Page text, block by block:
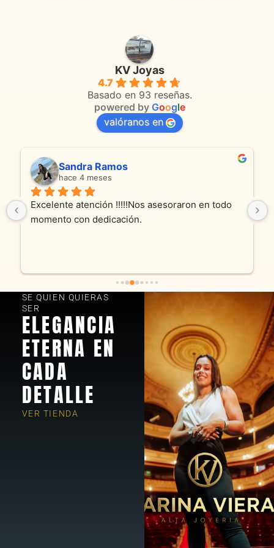
KV Joyas
4.7
Basado en 93 reseñas.
powered by Google
valóranos en
Sandra Ramos
hace 4 meses
Excelente atención !!!!!Nos asesoraron en todo
momento con dedicación.
SE QUIEN QUIERAS
SER
ELEGANCIA
ETERNA EN
CADA
DETALLE
VER TIENDA